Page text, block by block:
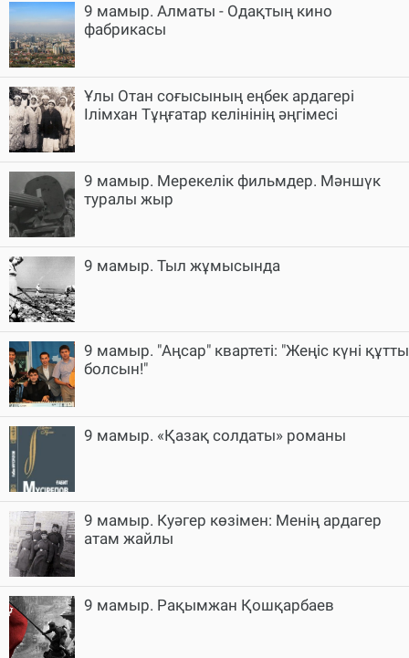
9 мамыр. Алматы - Одақтың кино
фабрикасы
Ұлы Отан соғысының еңбек ардагері
Ілімхан Тұңғатар келінінің әңгімесі
9 мамыр. Мерекелік фильмдер. Мәншүк
туралы жыр
9 мамыр. Тыл жұмысында
9 мамыр. "Аңсар" квартеті: "Жеңіс күні құтты
болсын!"
9 мамыр. «Қазақ солдаты» романы
9 мамыр. Куәгер көзімен: Менің ардагер
атам жайлы
9 мамыр. Рақымжан Қошқарбаев